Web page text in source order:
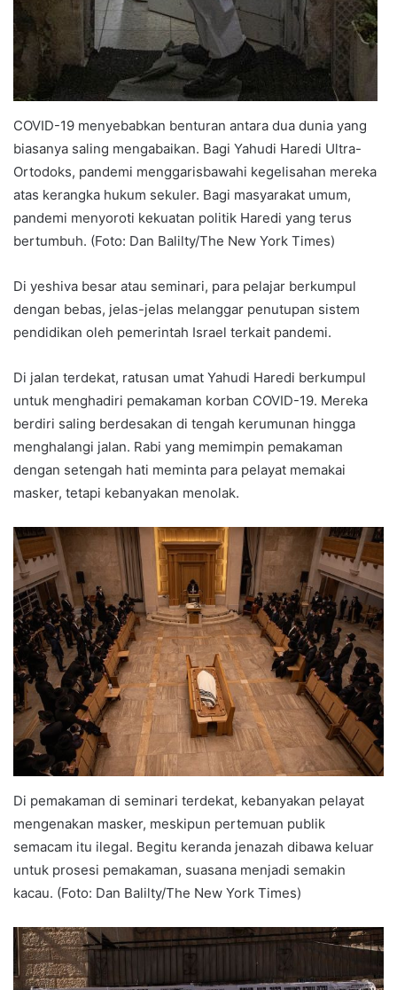
COVID-19 menyebabkan benturan antara dua dunia yang
biasanya saling mengabaikan. Bagi Yahudi Haredi Ultra-
Ortodoks, pandemi menggarisbawahi kegelisahan mereka
atas kerangka hukum sekuler. Bagi masyarakat umum,
pandemi menyoroti kekuatan politik Haredi yang terus
bertumbuh. (Foto: Dan Balilty/The New York Times)
Di yeshiva besar atau seminari, para pelajar berkumpul
dengan bebas, jelas-jelas melanggar penutupan sistem
pendidikan oleh pemerintah Israel terkait pandemi.
Di jalan terdekat, ratusan umat Yahudi Haredi berkumpul
untuk menghadiri pemakaman korban COVID-19. Mereka
berdiri saling berdesakan di tengah kerumunan hingga
menghalangi jalan. Rabi yang memimpin pemakaman
dengan setengah hati meminta para pelayat memakai
masker, tetapi kebanyakan menolak.
Di pemakaman di seminari terdekat, kebanyakan pelayat
mengenakan masker, meskipun pertemuan publik
semacam itu ilegal. Begitu keranda jenazah dibawa keluar
untuk prosesi pemakaman, suasana menjadi semakin
kacau. (Foto: Dan Balilty/The New York Times)